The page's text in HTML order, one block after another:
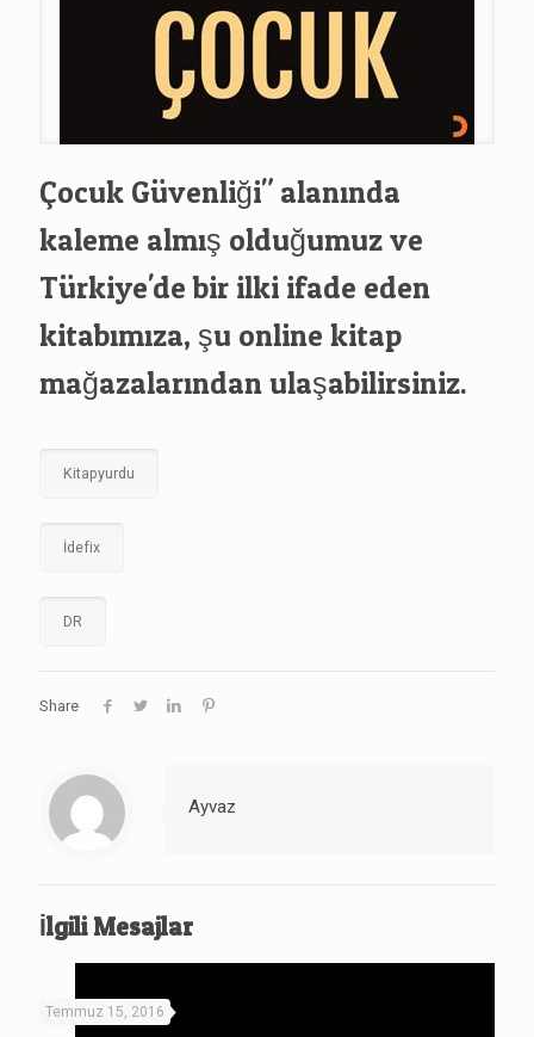
Çocuk Güvenliği" alanında
kaleme almış olduğumuz ve
Türkiye'de bir ilki ifade eden
kitabımıza, şu online kitap
mağazalarından ulaşabilirsiniz.
Kitapyurdu
İdefix
DR
Share
Ayvaz
İlgili Mesajlar
Temmuz 15, 2016